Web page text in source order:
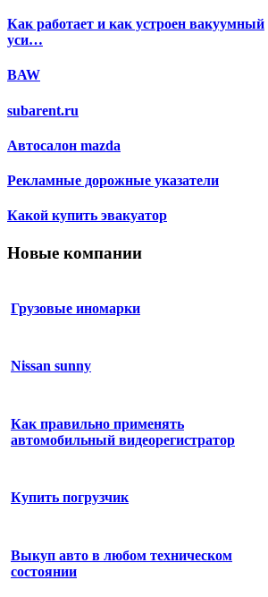
Как работает и как устроен вакуумный
уси…
BAW
subarent.ru
Автосалон mazda
Рекламные дорожные указатели
Какой купить эвакуатор
Новые компании
Грузовые иномарки
Nissan sunny
Как правильно применять
автомобильный видеорегистратор
Купить погрузчик
Выкуп авто в любом техническом
состоянии